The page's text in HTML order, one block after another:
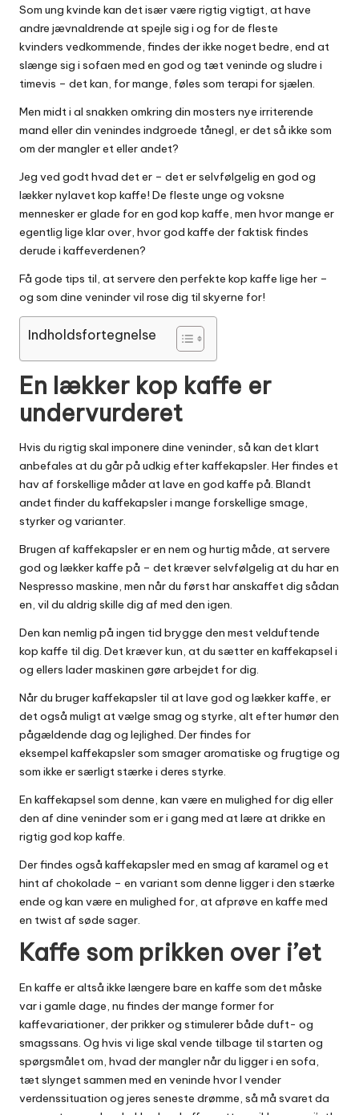
Som ung kvinde kan det især være rigtig vigtigt, at have
andre jævnaldrende at spejle sig i og for de fleste
kvinders vedkommende, findes der ikke noget bedre, end at
slænge sig i sofaen med en god og tæt veninde og sludre i
timevis – det kan, for mange, føles som terapi for sjælen.
Men midt i al snakken omkring din mosters nye irriterende
mand eller din venindes indgroede tånegl, er det så ikke som
om der mangler et eller andet?
Jeg ved godt hvad det er – det er selvfølgelig en god og
lækker nylavet kop kaffe! De fleste unge og voksne
mennesker er glade for en god kop kaffe, men hvor mange er
egentlig lige klar over, hvor god kaffe der faktisk findes
derude i kaffeverdenen?
Få gode tips til, at servere den perfekte kop kaffe lige her –
og som dine veninder vil rose dig til skyerne for!
Indholdsfortegnelse
En lækker kop kaffe er
undervurderet
Hvis du rigtig skal imponere dine veninder, så kan det klart
anbefales at du går på udkig efterkaffekapsler. Her findes et
hav af forskellige måder at lave en god kaffe på. Blandt
andet finder du kaffekapsler i mange forskellige smage,
styrker og varianter.
Brugen af kaffekapsler er en nem og hurtig måde, at servere
god og lækker kaffe på – det kræver selvfølgelig at du har en
Nespresso maskine, men når du først har anskaffet dig sådan
en, vil du aldrig skille dig af med den igen.
Den kan nemlig på ingen tid brygge den mest velduftende
kop kaffe til dig. Det kræver kun, at du sætter en kaffekapsel i
og ellers lader maskinen gøre arbejdet for dig.
Når du bruger kaffekapsler til at lave god og lækker kaffe, er
det også muligt at vælge smag og styrke, alt efter humør den
pågældende dag og lejlighed. Der findes for
eksempel kaffekapsler som smager aromatiske og frugtige og
som ikke er særligt stærke i deres styrke.
En kaffekapsel som denne, kan være en mulighed for dig eller
den af dine veninder som er i gang med at lære at drikke en
rigtig god kop kaffe.
Der findes også kaffekapsler med en smag af karamel og et
hint af chokolade – en variant som denne ligger i den stærke
ende og kan være en mulighed for, at afprøve en kaffe med
en twist af søde sager.
Kaffe som prikken over i’et
En kaffe er altså ikke længere bare en kaffe som det måske
var i gamle dage, nu findes der mange former for
kaffevariationer, der prikker og stimulerer både duft- og
smagssans. Og hvis vi lige skal vende tilbage til starten og
spørgsmålet om, hvad der mangler når du ligger i en sofa,
tæt slynget sammen med en veninde hvor I vender
verdenssituation og jeres seneste drømme , så må svaret da